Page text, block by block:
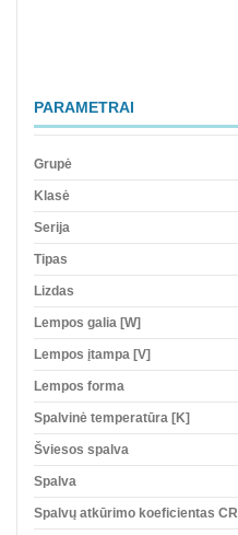
PARAMETRAI
Grupė
Klasė
Serija
Tipas
Lizdas
Lempos galia [W]
Lempos įtampa [V]
Lempos forma
Spalvinė temperatūra [K]
Šviesos spalva
Spalva
Spalvų atkūrimo koeficientas CRI